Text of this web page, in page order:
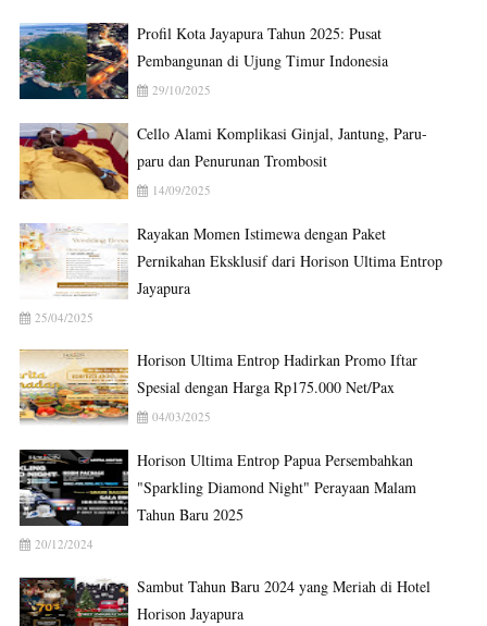
Profil Kota Jayapura Tahun 2025: Pusat
Pembangunan di Ujung Timur Indonesia
29/10/2025
Cello Alami Komplikasi Ginjal, Jantung, Paru-
paru dan Penurunan Trombosit
14/09/2025
Rayakan Momen Istimewa dengan Paket
Pernikahan Eksklusif dari Horison Ultima Entrop
Jayapura
25/04/2025
Horison Ultima Entrop Hadirkan Promo Iftar
Spesial dengan Harga Rp175.000 Net/Pax
04/03/2025
Horison Ultima Entrop Papua Persembahkan
"Sparkling Diamond Night" Perayaan Malam
Tahun Baru 2025
20/12/2024
Sambut Tahun Baru 2024 yang Meriah di Hotel
Horison Jayapura